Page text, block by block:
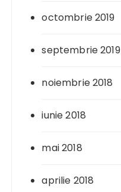
octombrie 2019
septembrie 2019
noiembrie 2018
iunie 2018
mai 2018
aprilie 2018